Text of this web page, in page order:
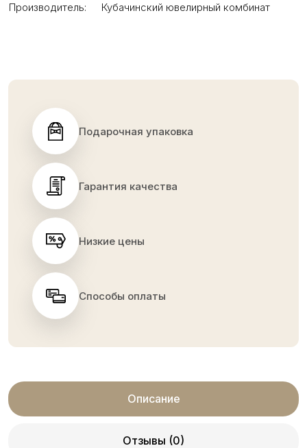
Производитель:
Кубачинский ювелирный комбинат
Подарочная упаковка
Гарантия качества
Низкие цены
Способы оплаты
Описание
Отзывы (0)